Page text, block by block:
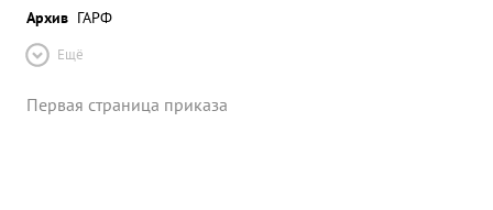
Архив ГАРФ
Ещё
Первая страница приказа